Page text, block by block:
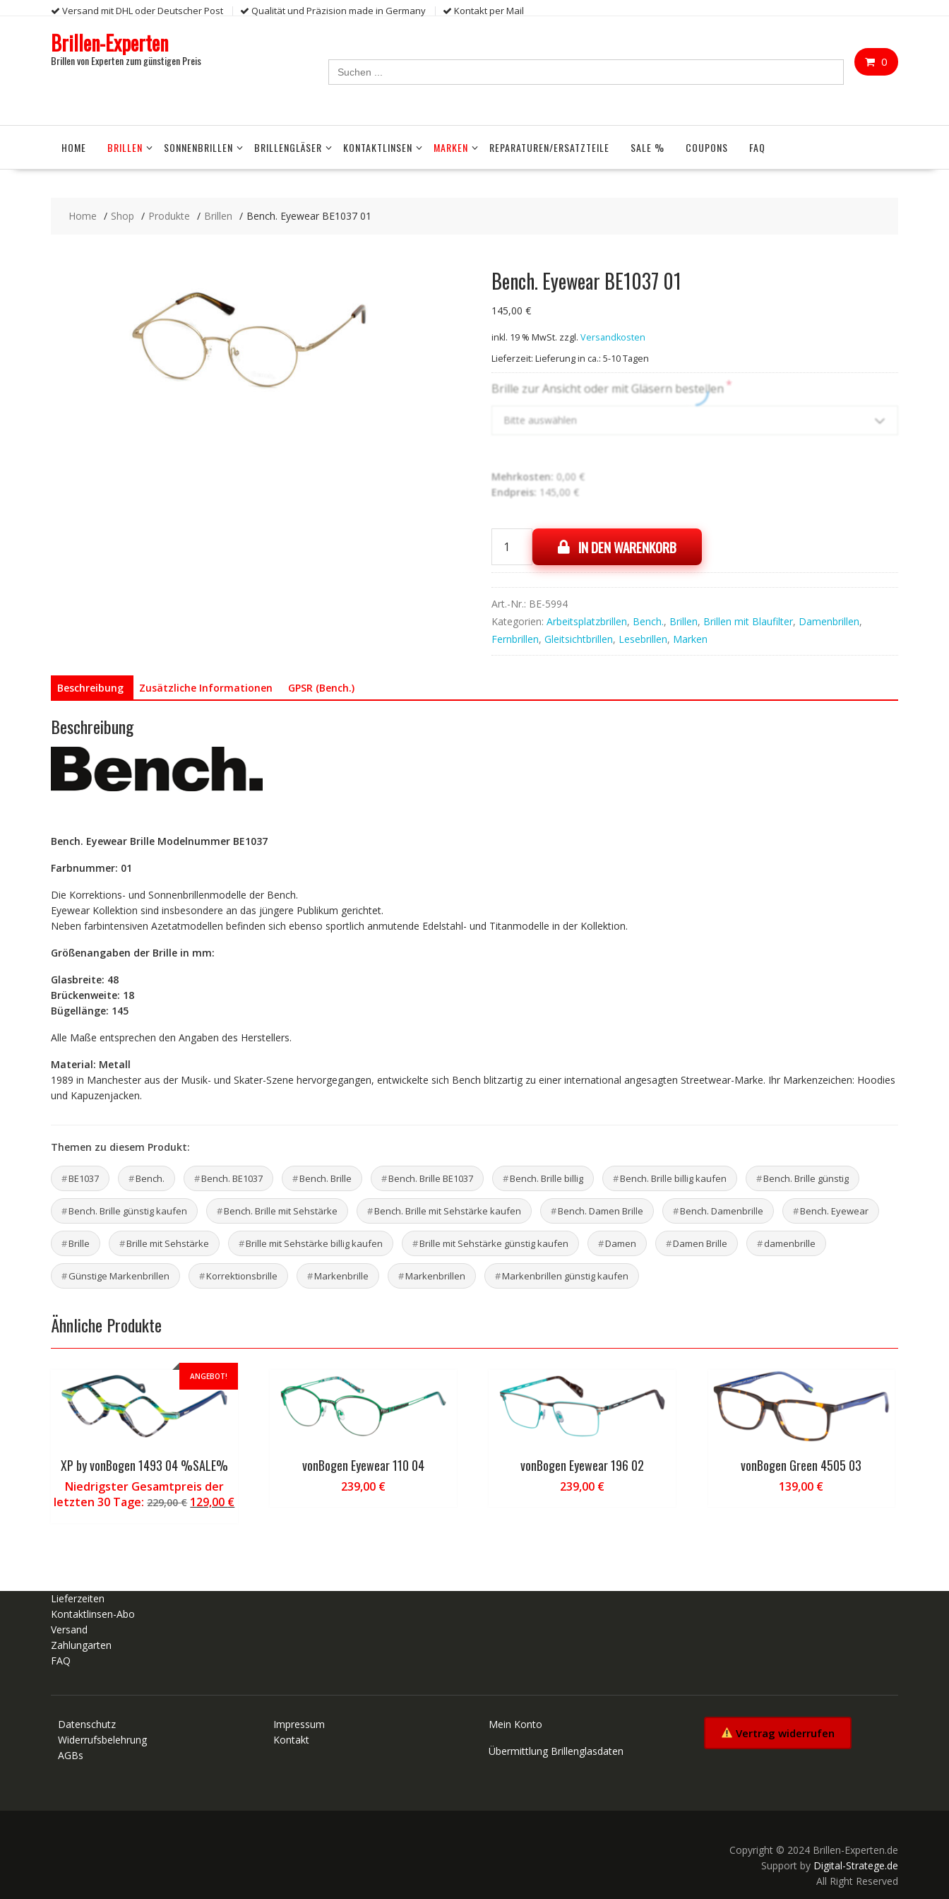
Versand mit DHL oder Deutscher Post Qualität und Präzision made in Germany Kontakt per Mail
Brillen-Experten
Brillen von Experten zum günstigen Preis 0
Search
for:
HOME BRILLEN SONNENBRILLEN BRILLENGLÄSER KONTAKTLINSEN MARKEN REPARATUREN/ERSATZTEILE SALE % COUPONS FAQ
Home Shop Produkte Brillen Bench. Eyewear BE1037 01
Bench. Eyewear BE1037 01
145,00 €
inkl. 19 % MwSt. zzgl. Versandkosten
Lieferzeit: Lieferung in ca.: 5-10 Tagen
Brille zur Ansicht oder mit Gläsern bestellen*
Bitte auswählen
Mehrkosten: 0,00 €
Endpreis: 145,00 €
Bench.
Eyewear
BE1037
01
Menge
IN DEN WARENKORB
Art.-Nr.: BE-5994
Kategorien: Arbeitsplatzbrillen, Bench., Brillen, Brillen mit Blaufilter, Damenbrillen,
Fernbrillen, Gleitsichtbrillen, Lesebrillen, Marken
Beschreibung Zusätzliche Informationen GPSR (Bench.)
Beschreibung
Bench. Eyewear Brille Modelnummer BE1037
Farbnummer: 01
Die Korrektions- und Sonnenbrillenmodelle der Bench.
Eyewear Kollektion sind insbesondere an das jüngere Publikum gerichtet.
Neben farbintensiven Azetatmodellen befinden sich ebenso sportlich anmutende Edelstahl- und Titanmodelle in der Kollektion.
Größenangaben der Brille in mm:
Glasbreite: 48
Brückenweite: 18
Bügellänge: 145
Alle Maße entsprechen den Angaben des Herstellers.
Material: Metall
1989 in Manchester aus der Musik- und Skater-Szene hervorgegangen, entwickelte sich Bench blitzartig zu einer international angesagten Streetwear-Marke. Ihr Markenzeichen: Hoodies
und Kapuzenjacken.
Themen zu diesem Produkt:
BE1037 Bench. Bench. BE1037 Bench. Brille Bench. Brille BE1037 Bench. Brille billig Bench. Brille billig kaufen Bench. Brille günstig
Bench. Brille günstig kaufen Bench. Brille mit Sehstärke Bench. Brille mit Sehstärke kaufen Bench. Damen Brille Bench. Damenbrille Bench. Eyewear
Brille Brille mit Sehstärke Brille mit Sehstärke billig kaufen Brille mit Sehstärke günstig kaufen Damen Damen Brille damenbrille
Günstige Markenbrillen Korrektionsbrille Markenbrille Markenbrillen Markenbrillen günstig kaufen
Ähnliche Produkte
ANGEBOT!
XP by vonBogen 1493 04 %SALE%
Niedrigster Gesamtpreis der
letzten 30 Tage: 229,00€ Ursprünglicher
129,00 €Aktueller
vonBogen Eyewear 110 04
239,00 €
vonBogen Eyewear 196 02
239,00 €
vonBogen Green 4505 03
139,00 €
Lieferzeiten
Kontaktlinsen-Abo
Versand
Zahlungarten
FAQ
Datenschutz
Widerrufsbelehrung
AGBs
Impressum
Kontakt
Mein Konto
Übermittlung Brillenglasdaten
Vertrag widerrufen
Copyright © 2024 Brillen-Experten.de
Support by Digital-Stratege.de
All Right Reserved